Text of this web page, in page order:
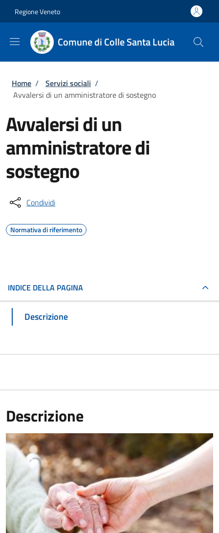
Regione Veneto
Comune di Colle Santa Lucia
Briciole di pane
Home / Servizi sociali /
Avvalersi di un amministratore di sostegno
Avvalersi di un
amministratore di
sostegno
Condividi
Normativa di riferimento
INDICE DELLA PAGINA
Descrizione
Descrizione